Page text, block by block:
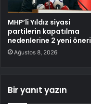
MHP’li Yıldız siyasi
partilerin kapatılma
nedenlerine 2 yeni öneri
Ağustos 8, 2026
Bir yanıt yazın